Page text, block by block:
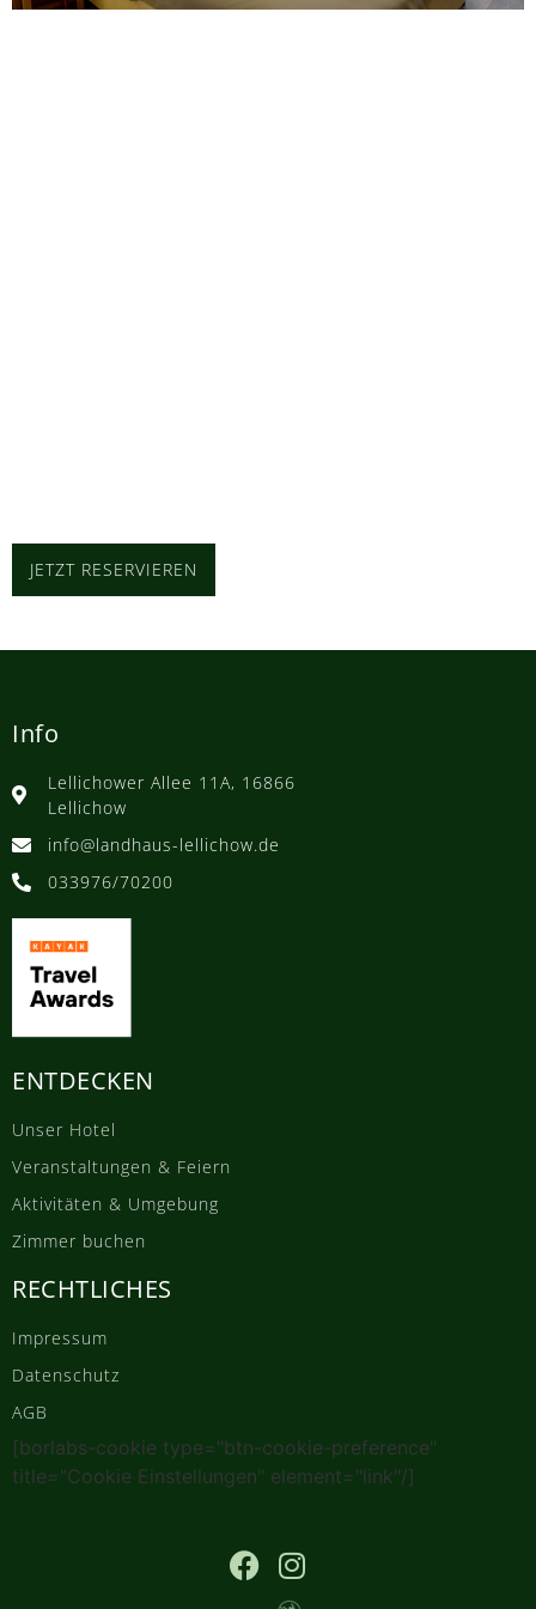
JETZT RESERVIEREN
Info
Lellichower Allee 11A, 16866
Lellichow
info@landhaus-lellichow.de
033976/70200
ENTDECKEN
Unser Hotel
Veranstaltungen & Feiern
Aktivitäten & Umgebung
Zimmer buchen
RECHTLICHES
Impressum
Datenschutz
AGB
[borlabs-cookie type="btn-cookie-preference"
title="Cookie Einstellungen" element="link"/]